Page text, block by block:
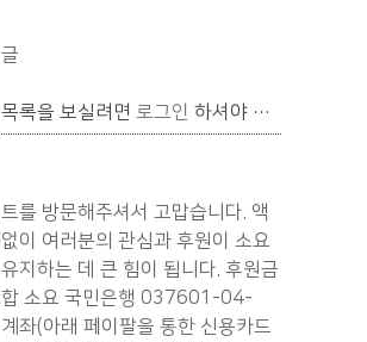
록을 보실려면 로그인 하셔야 합니다.
를 방문해주셔서 고맙습니다. 액
이 여러분의 관심과 후원이 소요
지하는 데 큰 힘이 됩니다. 후원금
합 소요 국민은행 037601-04-
좌(아래 페이팔을 통한 신용카드